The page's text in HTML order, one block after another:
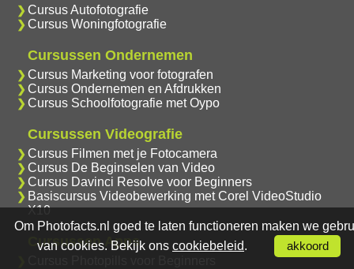
Cursus Autofotografie
Cursus Woningfotografie
Cursussen Ondernemen
Cursus Marketing voor fotografen
Cursus Ondernemen en Afdrukken
Cursus Schoolfotografie met Oypo
Cursussen Videografie
Cursus Filmen met je Fotocamera
Cursus De Beginselen van Video
Cursus Davinci Resolve voor Beginners
Basiscursus Videobewerking met Corel VideoStudio
X10
Cursussen Apps
Om Photofacts.nl goed te laten functioneren maken we
van cookies. Bekijk ons cookiebeleid. akkoord